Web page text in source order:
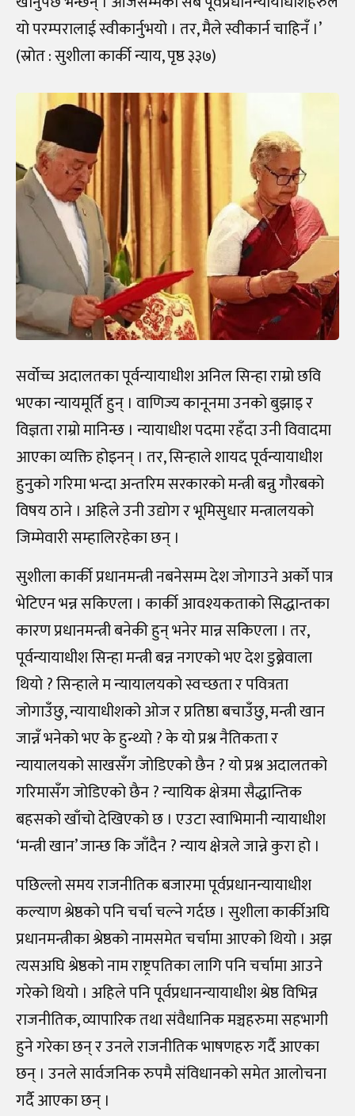
यो परम्परालाई स्वीकार्नुभयो । तर, मैले स्वीकार्न चाहिनँ ।’
(स्रोत : सुशीला कार्की न्याय, पृष्ठ ३३७)
सर्वोच्च अदालतका पूर्वन्यायाधीश अनिल सिन्हा राम्रो छवि
भएका न्यायमूर्ति हुन् । वाणिज्य कानूनमा उनको बुझाइ र
विज्ञता राम्रो मानिन्छ । न्यायाधीश पदमा रहँदा उनी विवादमा
आएका व्यक्ति होइनन् । तर, सिन्हाले शायद पूर्वन्यायाधीश
हुनुको गरिमा भन्दा अन्तरिम सरकारको मन्त्री बन्नु गौरबको
विषय ठाने । अहिले उनी उद्योग र भूमिसुधार मन्त्रालयको
जिम्मेवारी सम्हालिरहेका छन् ।
सुशीला कार्की प्रधानमन्त्री नबनेसम्म देश जोगाउने अर्को पात्र
भेटिएन भन्न सकिएला । कार्की आवश्यकताको सिद्धान्तका
कारण प्रधानमन्त्री बनेकी हुन् भनेर मान्न सकिएला । तर,
पूर्वन्यायाधीश सिन्हा मन्त्री बन्न नगएको भए देश डुब्नेवाला
थियो ? सिन्हाले म न्यायालयको स्वच्छता र पवित्रता
जोगाउँछु, न्यायाधीशको ओज र प्रतिष्ठा बचाउँछु, मन्त्री खान
जान्नँ भनेको भए के हुन्थ्यो ? के यो प्रश्न नैतिकता र
न्यायालयको साखसँग जोडिएको छैन ? यो प्रश्न अदालतको
गरिमासँग जोडिएको छैन ? न्यायिक क्षेत्रमा सैद्धान्तिक
बहसको खाँचो देखिएको छ । एउटा स्वाभिमानी न्यायाधीश
‘मन्त्री खान’ जान्छ कि जाँदैन ? न्याय क्षेत्रले जान्ने कुरा हो ।
पछिल्लो समय राजनीतिक बजारमा पूर्वप्रधानन्यायाधीश
कल्याण श्रेष्ठको पनि चर्चा चल्ने गर्दछ । सुशीला कार्कीअघि
प्रधानमन्त्रीका श्रेष्ठको नामसमेत चर्चामा आएको थियो । अझ
त्यसअघि श्रेष्ठको नाम राष्ट्रपतिका लागि पनि चर्चामा आउने
गरेको थियो । अहिले पनि पूर्वप्रधानन्यायाधीश श्रेष्ठ विभिन्न
राजनीतिक, व्यापारिक तथा संवैधानिक मञ्चहरुमा सहभागी
हुने गरेका छन् र उनले राजनीतिक भाषणहरु गर्दै आएका
छन् । उनले सार्वजनिक रुपमै संविधानको समेत आलोचना
गर्दै आएका छन् ।